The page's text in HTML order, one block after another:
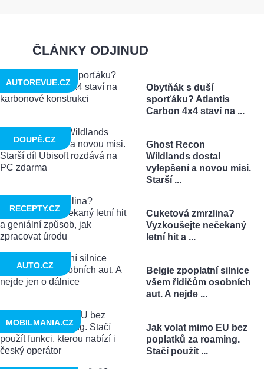
ČLÁNKY ODJINUD
Obytňák s duší
sporťáku? Atlantis
Carbon 4x4 staví na ...
AUTOREVUE.CZ
Ghost Recon
Wildlands dostal
vylepšení a novou misi.
Starší ...
DOUPĚ.CZ
Cuketová zmrzlina?
Vyzkoušejte nečekaný
letní hit a ...
RECEPTY.CZ
Belgie zpoplatní silnice
všem řidičům osobních
aut. A nejde ...
AUTO.CZ
Jak volat mimo EU bez
poplatků za roaming.
Stačí použít ...
MOBILMANIA.CZ